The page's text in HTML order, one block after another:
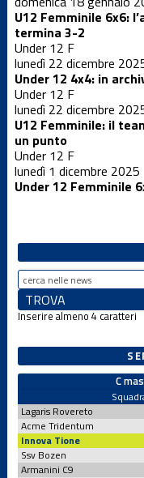
U12 Femminile 6x6:
termina 3-2
Under 12 F
lunedì 22 dicembre
Under 12 4x4: in
Under 12 F
lunedì 22 dicembre
U12 Femminile: il
un punto
Under 12 F
lunedì 1 dicembre 2025
Under 12 Femminile
Under 18 F
Under 19 M
Varie
Inserire almeno 4 caratteri
C
Lagaris Rovereto
Acme Tridentum
Innova Tione
Ssv Bozen
Armanini C9